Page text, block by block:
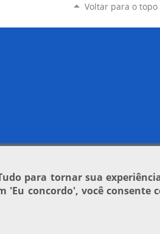
Voltar para o topo
para tornar sua
'Eu concordo', você consente